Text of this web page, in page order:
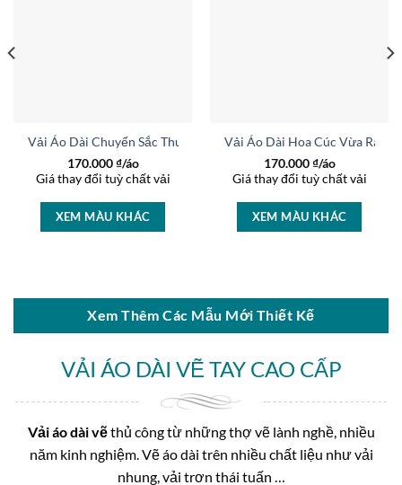
Vải Áo Dài Chuyển Sắc Thu Hút AD BT235-1
170.000₫/áo
Giá thay đổi tuỳ chất vải
XEM MÀU KHÁC
Vải Áo Dài Hoa Cúc Vừa Ra
170.000₫/áo
Giá thay đổi tuỳ chất vải
XEM MÀU KHÁC
37071
Xem Thêm Các Mẫu Mới Thiết Kế
VẢI ÁO DÀI VẼ TAY CAO CẤP
Vải áo dài vẽthủ công từ những thợ vẽ lành nghề, nhiều
năm kinh nghiệm. Vẽ áo dài trên nhiều chất liệu như vải
nhung, vải trơn thái tuấn …